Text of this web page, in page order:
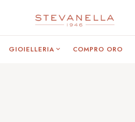
GIOIELLERIA COMPRO ORO